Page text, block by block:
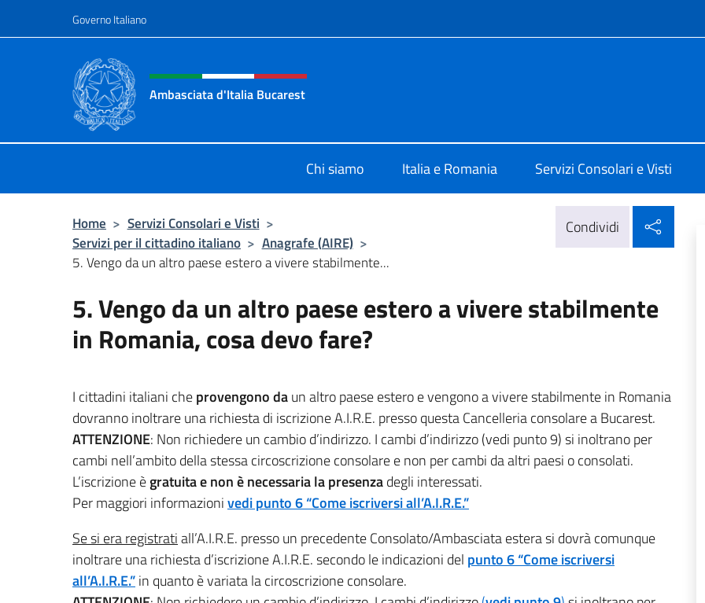
Governo Italiano
Intestazione sito, social e menù
Ambasciata d'Italia Bucarest
Chi siamo Italia e Romania Servizi Consolari e Visti
Home > Servizi Consolari e Visti >
Servizi per il cittadino italiano > Anagrafe (AIRE) >
5. Vengo da un altro paese estero a vivere stabilmente...
Condividi
5. Vengo da un altro paese estero a vivere stabilmente
in Romania, cosa devo fare?
I cittadini italiani cheprovengono daun altro paese estero e vengono a vivere stabilmente in Romania
dovranno inoltrare una richiesta di iscrizione A.I.R.E. presso questa Cancelleria consolare a Bucarest.
ATTENZIONE: Non richiedere un cambio d’indirizzo. I cambi d’indirizzo (vedi punto 9) si inoltrano per
cambi nell’ambito della stessa circoscrizione consolare e non per cambi da altri paesi o consolati.
L’iscrizione ègratuita e non è necessaria la presenzadegli interessati.
Per maggiori informazionivedi punto 6 “Come iscriversi all’A.I.R.E.”
Se si era registratiall’A.I.R.E. presso un precedente Consolato/Ambasciata estera si dovrà comunque
inoltrare una richiesta d’iscrizione A.I.R.E. secondo le indicazioni del punto 6 “Come iscriversi
all’A.I.R.E.”in quanto è variata la circoscrizione consolare.